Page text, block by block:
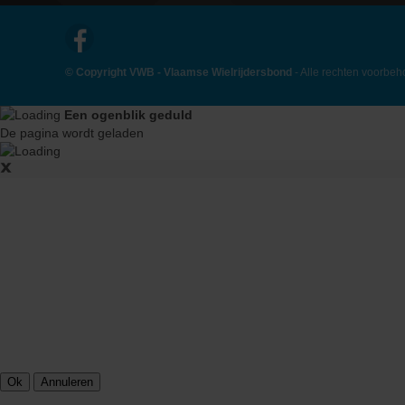
© Copyright VWB - Vlaamse Wielrijdersbond - Alle rechten
Een ogenblik geduld
De pagina wordt geladen